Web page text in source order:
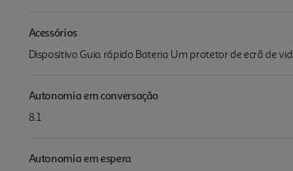
Acessórios
Dispositivo Guia rápido Bateria Um protetor de ecrã de
Autonomia em conversação
8.1
Autonomia em espera